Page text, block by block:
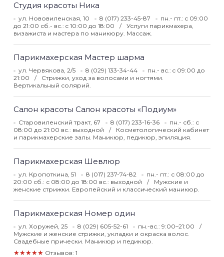
Студия красоты Ника
ул. Нововиленская, 10 8 (017) 233-45-87
пн.- пт.: c 09:00
до 21:00 сб.- вс.: c 10:00 до 18:00
Услуги парикмахера,
визажиста и мастера по маникюру. Массаж.
Парикмахерская Мастер шарма
ул. Червякова, 2/5 8 (029) 133-34-44
пн.- вс.: c 09:00 до
21:00
Стрижки, уход за волосами и ногтями.
Вертикальный солярий.
Салон красоты Салон красоты «Подиум»
Старовиленский тракт, 67 8 (017) 233-16-36
пн.- сб.: с
08:00 до 21:00 вс.: выходной
Косметологический кабинет
и парикмахерские залы. Маникюр, педикюр, эпиляция.
Парикмахерская Шевлюр
ул. Кропоткина, 51 8 (017) 237-74-82
пн.- пт.: с 08:00 до
20:00 сб.: с 08:00 до 18:00 вс.: выходной
Мужские и
женские стрижки. Европейский и классический маникюр.
Парикмахерская Номер один
ул. Хоружей, 25 8 (029) 605-52-61
пн.-вс.: 9:00–21:00
Мужские и женские стрижки, укладки и окраска волос.
Свадебные прически. Маникюр и педикюр.
★★★★★ Отзывов: 1